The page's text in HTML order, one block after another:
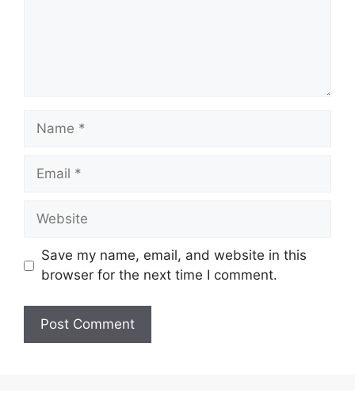
Name
Email
Website
Save my name, email, and website in this
browser for the next time I comment.